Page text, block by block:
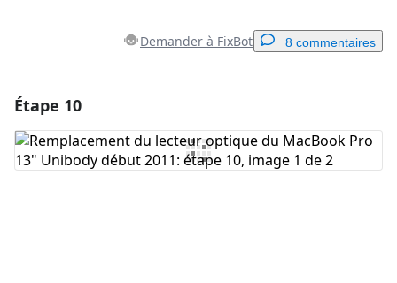
Demander à FixBot 8 commentaires
Ajouter un commentaire
Étape 10